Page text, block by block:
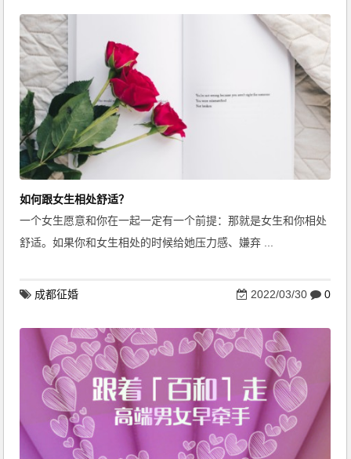
如何跟女生相处舒适？
一个女生愿意和你在一起一定有一个前提：那就是女生和你相处
舒适。如果你和女生相处的时候给她压力感、嫌弃 ...
成都征婚 2022/03/30 0